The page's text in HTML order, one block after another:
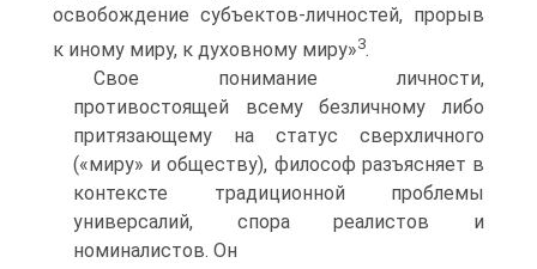
освобождение субъектов-личностей, прорыв
к иному миру, к духовному миру»3.
Свое понимание личности,
противостоящей всему безличному либо
притязающему на статус сверхличного
(«миру» и обществу), философ разъясняет в
контексте традиционной проблемы
универсалий, спора реалистов и
номиналистов. Он